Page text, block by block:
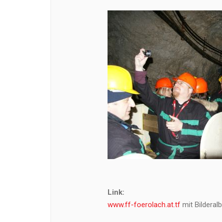
Link:
www.ff-foerolach.at.tfmit